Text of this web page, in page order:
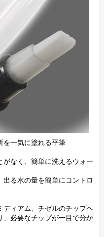
を一気に塗れる平筆
なく、簡単に洗えるウォー
る水の量を簡単にコントロ
ディアム、チゼルのチップヘ
、必要なチップが一目で分か